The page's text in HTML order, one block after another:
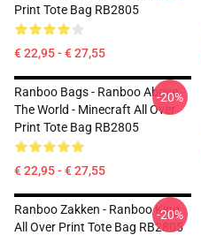
Print Tote Bag RB2805
€ 22,95 - € 27,55
Ranboo Bags - Ranboo Above
The World - Minecraft All Over
Print Tote Bag RB2805
€ 22,95 - € 27,55
-20%
Ranboo Zakken - Ranboo King
All Over Print Tote Bag RB2805
-20%